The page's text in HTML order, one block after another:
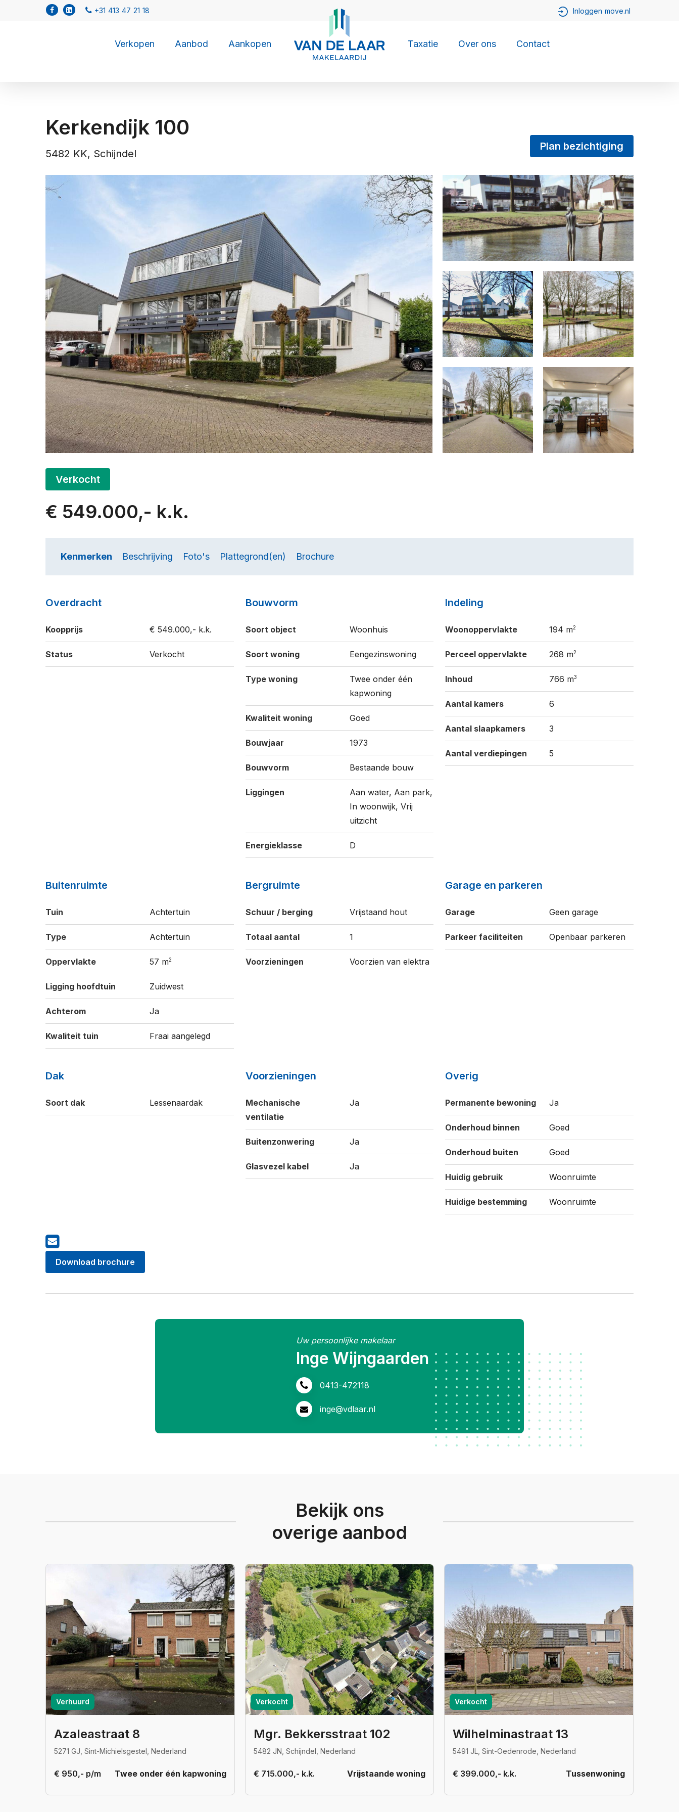
Verkopen Aanbod Aankopen Taxatie Over ons Contact
Kerkendijk 100
5482 KK, Schijndel
Plan bezichtiging
Verkocht
€ 549.000,- k.k.
Kenmerken Beschrijving Foto's Plattegrond(en) Brochure
Overdracht
Koopprijs € 549.000,- k.k.
Status Verkocht
Bouwvorm
Soort object Woonhuis
Soort woning Eengezinswoning
Type woning
Twee onder één
kapwoning
Kwaliteit woning Goed
Bouwjaar 1973
Bouwvorm Bestaande bouw
Liggingen
Aan water, Aan park,
In woonwijk, Vrij
uitzicht
Energieklasse D
Indeling
Woonoppervlakte 194 m2
Perceel oppervlakte 268 m2
Inhoud 766 m3
Aantal kamers 6
Aantal slaapkamers 3
Aantal verdiepingen 5
Buitenruimte
Tuin Achtertuin
Type Achtertuin
Oppervlakte 57 m2
Ligging hoofdtuin Zuidwest
Achterom Ja
Kwaliteit tuin Fraai aangelegd
Bergruimte
Schuur / berging Vrijstaand hout
Totaal aantal 1
Voorzieningen Voorzien van elektra
Garage en parkeren
Garage Geen garage
Parkeer faciliteiten Openbaar parkeren
Dak
Soort dak Lessenaardak
Voorzieningen
Mechanische
ventilatie
Ja
Buitenzonwering Ja
Glasvezel kabel Ja
Overig
Permanente bewoning Ja
Onderhoud binnen Goed
Onderhoud buiten Goed
Huidig gebruik Woonruimte
Huidige bestemming Woonruimte
Download brochure
Uw persoonlijke makelaar
Inge Wijngaarden
0413-472118
inge@vdlaar.nl
Bekijk ons
overige aanbod
Verhuurd
Azaleastraat 8
5271 GJ, Sint-Michielsgestel, Nederland
€ 950,- p/m Twee onder één kapwoning
Verkocht
Mgr. Bekkersstraat 102
5482 JN, Schijndel, Nederland
€ 715.000,- k.k. Vrijstaande woning
Verkocht
Wilhelminastraat 13
5491 JL, Sint-Oedenrode, Nederland
€ 399.000,- k.k. Tussenwoning